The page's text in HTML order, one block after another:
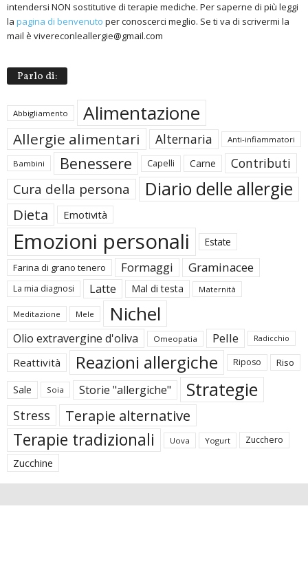
intendersi NON sostitutive di terapie mediche. Per saperne di più leggi
la pagina di benvenuto per conoscerci meglio. Se ti va di scrivermi la
mail è vivereconleallergie@gmail.com
Parlo di:
Abbigliamento Alimentazione
Allergie alimentari Alternaria Anti-infiammatori
Bambini Benessere Capelli Carne Contributi
Cura della persona Diario delle allergie
Dieta Emotività
Emozioni personali Estate
Farina di grano tenero Formaggi Graminacee
La mia diagnosi Latte Mal di testa Maternità
Meditazione Mele Nichel
Olio extravergine d'oliva Omeopatia Pelle Radicchio
Reattività Reazioni allergiche Riposo Riso
Sale Soia Storie "allergiche" Strategie
Stress Terapie alternative
Terapie tradizionali Uova Yogurt Zucchero
Zucchine